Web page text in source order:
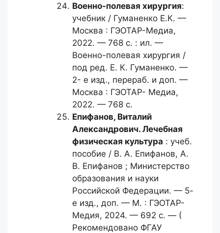
Военно-полевая хирургия:
учебник / Гуманенко Е.К. —
Москва : ГЭОТАР-Медиа,
2022. — 768 с. : ил. —
Военно-полевая хирургия /
под ред. Е. К. Гуманенко. —
2- е изд., перераб. и доп. —
Москва : ГЭОТАР- Медиа,
2022. — 768 с.
Епифанов, Виталий
Александрович. Лечебная
физическая культура : учеб.
пособие / В. А. Епифанов, А.
В. Епифанов ; Министерство
образования и науки
Российской Федерации. — 5-
е изд., доп. — М. : ГЭОТАР-
Медия, 2024. — 692 с. — (
Рекомендовано ФГАУ